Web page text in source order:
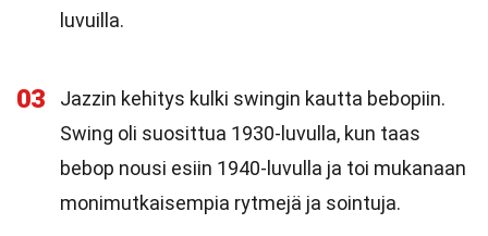
luvuilla.
03
Jazzin kehitys kulki swingin kautta bebopiin.
Swing oli suosittua 1930-luvulla, kun taas
bebop nousi esiin 1940-luvulla ja toi mukanaan
monimutkaisempia rytmejä ja sointuja.